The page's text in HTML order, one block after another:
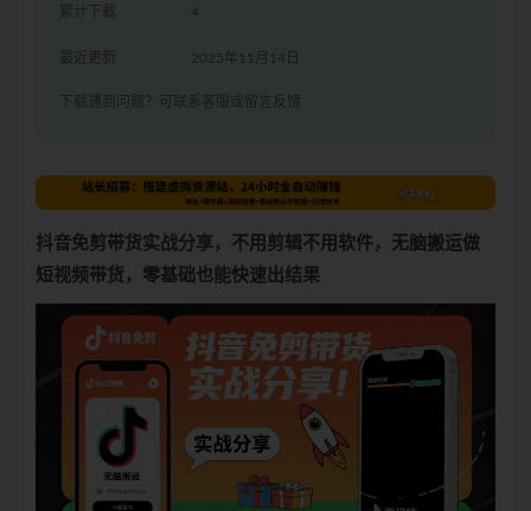
累计下载
最近更新 2025年11月14日
下载遇到问题？可联系客服或留言反馈
抖音免剪带货实战分享，不用剪辑不用软件，无脑搬运做
短视频带货，零基础也能快速出结果